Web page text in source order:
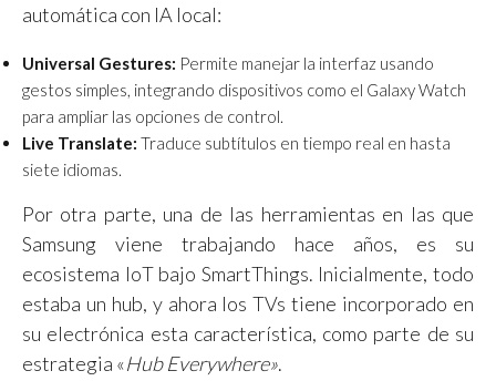
automática con IA local:
Universal Gestures: Permite manejar la interfaz usando
gestos simples, integrando dispositivos como el Galaxy Watch
para ampliar las opciones de control.
Live Translate: Traduce subtítulos en tiempo real en hasta
siete idiomas.
Por otra parte, una de las herramientas en las que
Samsung viene trabajando hace años, es su
ecosistema IoT bajo SmartThings. Inicialmente, todo
estaba un hub, y ahora los TVs tiene incorporado en
su electrónica esta característica, como parte de su
estrategia «Hub Everywhere».